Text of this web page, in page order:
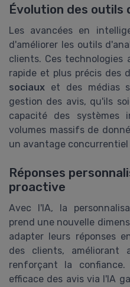
Évolution des outils
Les avancées en
d'améliorer les outils
clients. Ces
rapide et plus précis des
sociaux et des médias
gestion des avis, qu'ils
capacité des systèmes
volumes massifs de
un avantage
Réponses
proactive
Avec l'IA, la
prend une nouvelle
adapter leurs réponses
des clients, améliorant
renforçant la
efficace des avis via l'IA